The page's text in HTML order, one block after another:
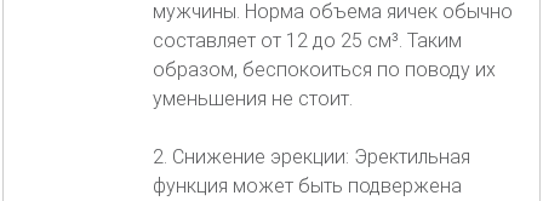
мужчины. Норма объема яичек обычно
составляет от 12 до 25 см³. Таким
образом, беспокоиться по поводу их
уменьшения не стоит.
2. Снижение эрекции: Эректильная
функция может быть подвержена